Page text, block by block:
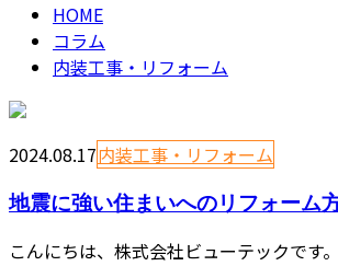
HOME
コラム
内装工事・リフォーム
2024.08.17内装工事・リフォーム
地震に強い住まいへのリフォーム
こんにちは、株式会社ビューテックです